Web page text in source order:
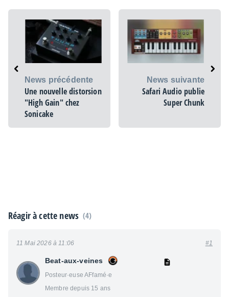
News précédente
Une nouvelle distorsion
"High Gain" chez
Sonicake
News suivante
Safari Audio publie
Super Chunk
Réagir à cette news (4)
Beat-aux-veines
Posteur·euse AFfamé·e
Membre depuis 15 ans
11 Mai 2026 à 11:06 #1